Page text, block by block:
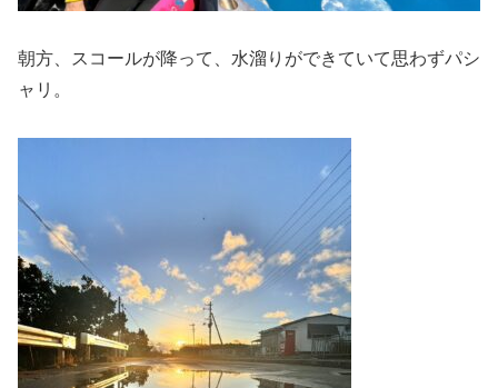
朝方、スコールが降って、水溜りができていて思わずパシ
ャリ。